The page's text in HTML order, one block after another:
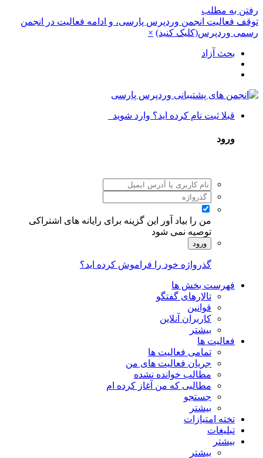
رفتن به مطلب
توقف فعالیت انجمن وردپرس پارسی، و ادامه فعالیت در انجمن
رسمی وردپرس(کلیک کنید) ×
بحث آزاد
قبلا ثبت نام کرده اید؟ وارد شوید
ورود
من را بیاد آور
این گزینه برای رایانه های اشتراکی
توصیه نمی شود
ورود
گذرواژه خود را فراموش کرده اید؟
فهرست بخش ها
تالارهای گفتگو
قوانین
کاربران آنلاین
بیشتر
فعالیت ها
تمامی فعالیت ها
جریان فعالیت های من
مطالب خوانده نشده
مطالبی که من آغاز کرده ام
جستجو
بیشتر
تخته امتیازات
تبلیغات
بیشتر
بیشتر